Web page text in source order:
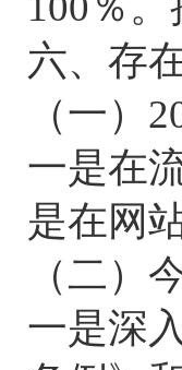
六、存
（一）
一是在
是在网
（二）
一是深